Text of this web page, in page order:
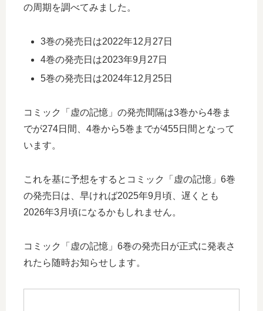
の周期を調べてみました。
3巻の発売日は2022年12月27日
4巻の発売日は2023年9月27日
5巻の発売日は2024年12月25日
コミック「虚の記憶」の発売間隔は3巻から4巻ま
でが274日間、4巻から5巻までが455日間となって
います。
これを基に予想をするとコミック「虚の記憶」6巻
の発売日は、早ければ2025年9月頃、遅くとも
2026年3月頃になるかもしれません。
コミック「虚の記憶」6巻の発売日が正式に発表さ
れたら随時お知らせします。